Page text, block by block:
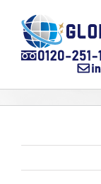
content